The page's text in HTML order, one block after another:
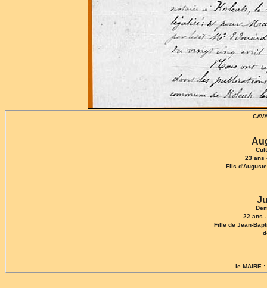
23 ans
Fils
22 ans
Fille de Jean-
le MAIRE